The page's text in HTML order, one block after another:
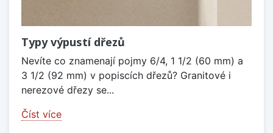
Typy výpustí dřezů
Nevíte co znamenají pojmy 6/4, 1 1/2 (60 mm) a
3 1/2 (92 mm) v popiscích dřezů? Granitové i
nerezové dřezy se...
Číst více